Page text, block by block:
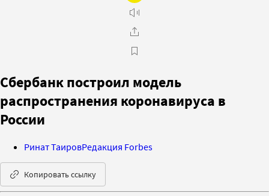
Сбербанк построил модель
распространения коронавируса в
России
Ринат ТаировРедакция Forbes
Копировать ссылку